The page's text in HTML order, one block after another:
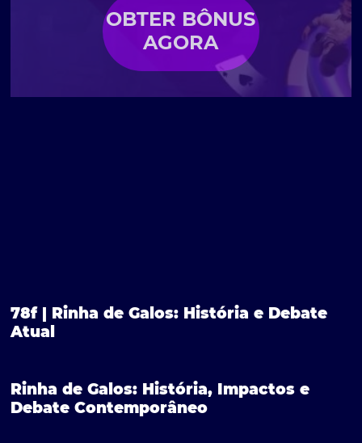
OBTER BÔNUS
AGORA
78f | Rinha de Galos: História e Debate
Atual
Rinha de Galos: História, Impactos e
Debate Contemporâneo